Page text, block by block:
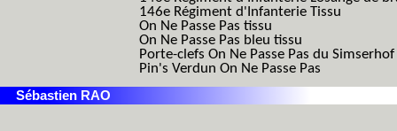
146e Régiment d'Infanterie Tissu
On Ne Passe Pas tissu
On Ne Passe Pas bleu tissu
Porte-clefs On Ne Passe Pas du Simserhof
Pin's Verdun On Ne Passe Pas
Sébastien RAO